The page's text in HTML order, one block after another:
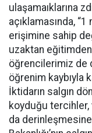
ulaşamaıklarına
açıklamasında,
erişimine sahip
uzaktan
öğrencilerimiz de
öğrenim kaybıyla
İktidarın salgın
koyduğu
da derinleşmesine